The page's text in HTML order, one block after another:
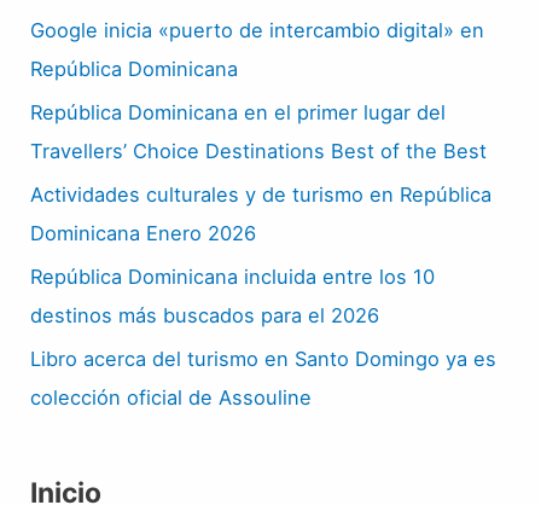
Google inicia «puerto de intercambio digital» en
República Dominicana
República Dominicana en el primer lugar del
Travellers’ Choice Destinations Best of the Best
Actividades culturales y de turismo en República
Dominicana Enero 2026
República Dominicana incluida entre los 10
destinos más buscados para el 2026
Libro acerca del turismo en Santo Domingo ya es
colección oficial de Assouline
Inicio